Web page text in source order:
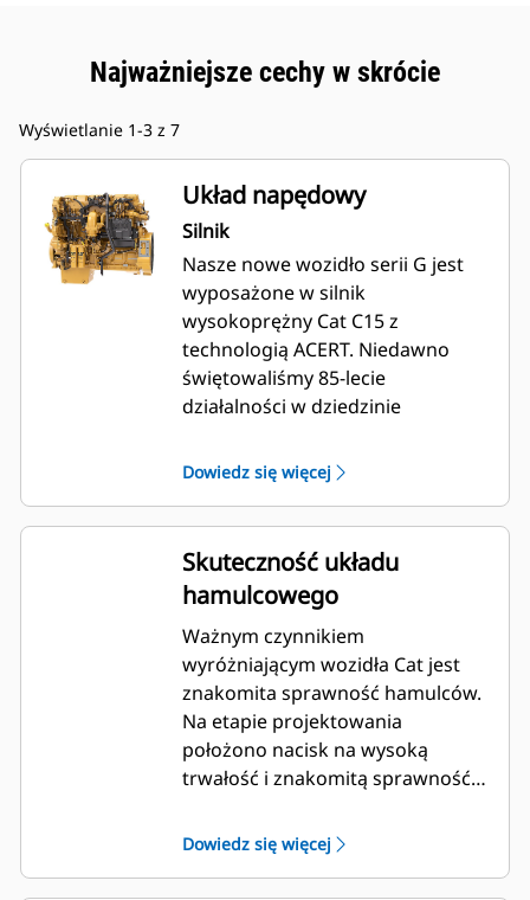
Najważniejsze cechy w skrócie
Wyświetlanie 1-3 z 7
Układ napędowy
Silnik
Nasze nowe wozidło serii G jest
wyposażone w silnik
wysokoprężny Cat C15 z
technologią ACERT. Niedawno
świętowaliśmy 85-lecie
działalności w dziedzinie
włożyliśmy w te silniki zgodne z
normami EPA Tier 4 Final
(USA)/Stage IV (UE), jest
ukoronowaniem naszych
sukcesów. Silnik C15 został
zmodernizowany w celu
uzyskania zgodności z
ogólnoświatowymi normami
emisji. Firma Caterpillar wyposaża
każdy silnik Tier 4 Final/Stage IV w
najlepsze w branży elektroniczne
układy sterowania, wtrysku
spalin. Efektem jest silnik
zużywający mało paliwa,
Dowiedz się więcej
Skuteczność układu
hamulcowego
Ważnym czynnikiem
wyróżniającym wozidła Cat jest
znakomita sprawność hamulców.
Na etapie projektowania
położono nacisk na wysoką
trwałość i znakomitą sprawność
kopalni i przy robotach ziemnych.
Dowiedz się więcej